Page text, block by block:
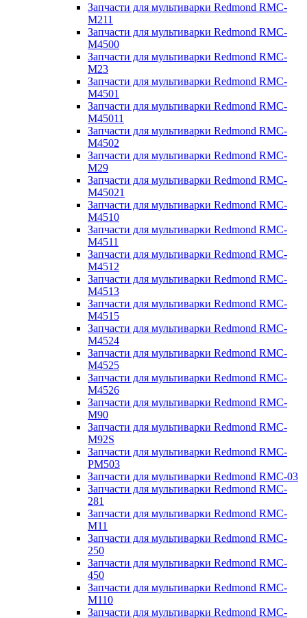
Запчасти для мультиварки Redmond RMC-
M211
Запчасти для мультиварки Redmond RMC-
M4500
Запчасти для мультиварки Redmond RMC-
M23
Запчасти для мультиварки Redmond RMC-
M4501
Запчасти для мультиварки Redmond RMC-
M45011
Запчасти для мультиварки Redmond RMC-
M4502
Запчасти для мультиварки Redmond RMC-
M29
Запчасти для мультиварки Redmond RMC-
M45021
Запчасти для мультиварки Redmond RMC-
M4510
Запчасти для мультиварки Redmond RMC-
M4511
Запчасти для мультиварки Redmond RMC-
M4512
Запчасти для мультиварки Redmond RMC-
M4513
Запчасти для мультиварки Redmond RMC-
M4515
Запчасти для мультиварки Redmond RMC-
M4524
Запчасти для мультиварки Redmond RMC-
M4525
Запчасти для мультиварки Redmond RMC-
M4526
Запчасти для мультиварки Redmond RMC-
M90
Запчасти для мультиварки Redmond RMC-
M92S
Запчасти для мультиварки Redmond RMC-
PM503
Запчасти для мультиварки Redmond RMC-03
Запчасти для мультиварки Redmond RMC-
281
Запчасти для мультиварки Redmond RMC-
M11
Запчасти для мультиварки Redmond RMC-
250
Запчасти для мультиварки Redmond RMC-
450
Запчасти для мультиварки Redmond RMC-
M110
Запчасти для мультиварки Redmond RMC-